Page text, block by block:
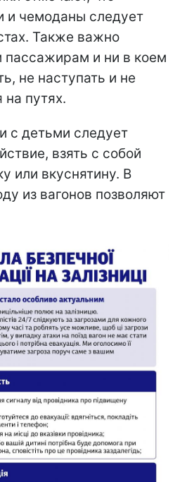
и чемоданы следует
Также важно
пассажирам и ни в коем
не наступать и не
на путях.
с детьми следует
взять с собой
или вкуснятину. В
из вагонов позволяют